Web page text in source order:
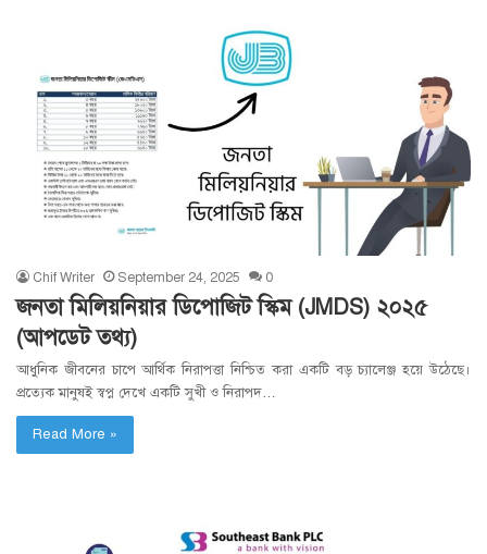
Chif Writer September 24, 2025 0
জনতা মিলিয়নিয়ার ডিপোজিট স্কিম (JMDS) ২০২৫
(আপডেট তথ্য)
আধুনিক জীবনের চাপে আর্থিক নিরাপত্তা নিশ্চিত করা একটি বড় চ্যালেঞ্জ হয়ে উঠেছে।
প্রত্যেক মানুষই স্বপ্ন দেখে একটি সুখী ও নিরাপদ…
Read More »